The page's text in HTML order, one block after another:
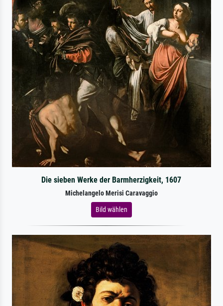
Die sieben Werke der Barmherzigkeit, 1607
Michelangelo Merisi Caravaggio
Bild wählen